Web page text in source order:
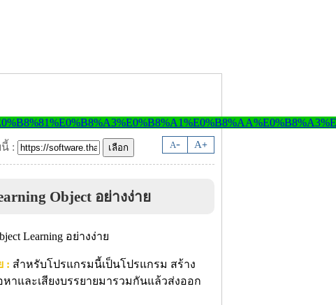
A- A+
:
Object อย่างง่าย
: สำหรับโปรแกรมนี้เป็นโปรแกรม สร้าง
อหาและเสียงบรรยายมารวมกันแล้วส่งออก